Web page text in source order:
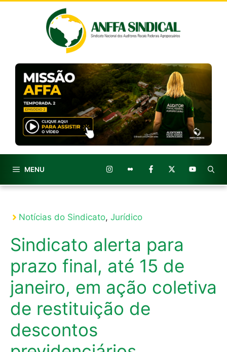
MENU
Notícias do Sindicato, Jurídico
Sindicato alerta para
prazo final, até 15 de
janeiro, em ação coletiva
de restituição de
descontos